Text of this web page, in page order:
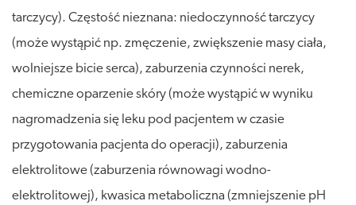
tarczycy). Częstość nieznana: niedoczynność tarczycy
(może wystąpić np. zmęczenie, zwiększenie masy ciała,
wolniejsze bicie serca), zaburzenia czynności nerek,
chemiczne oparzenie skóry (może wystąpić w wyniku
nagromadzenia się leku pod pacjentem w czasie
przygotowania pacjenta do operacji), zaburzenia
elektrolitowe (zaburzenia równowagi wodno-
elektrolitowej), kwasica metaboliczna (zmniejszenie pH